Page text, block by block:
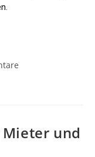
und